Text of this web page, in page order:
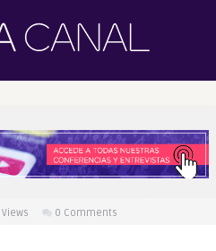
Views 0 Comments